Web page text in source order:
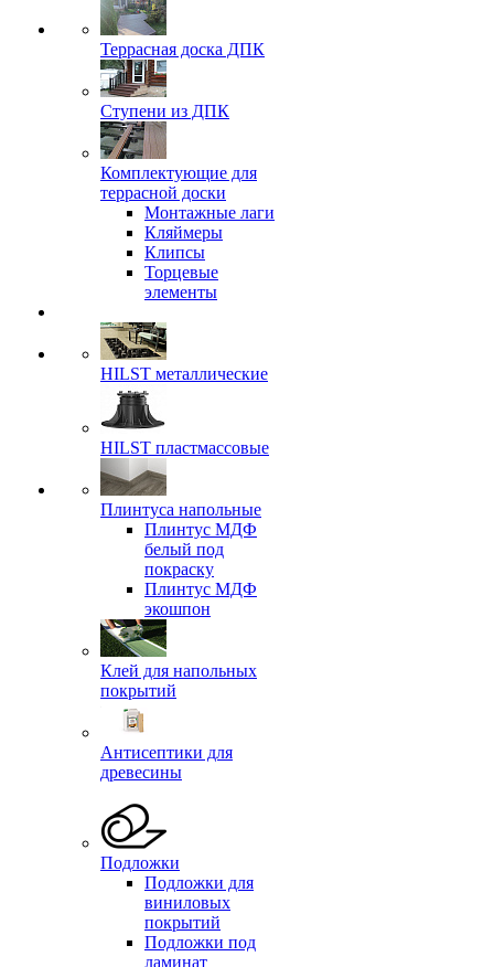
Террасная доска ДПК
Ступени из ДПК
Комплектующие для
террасной доски
Монтажные лаги
Кляймеры
Клипсы
Торцевые
элементы
HILST металлические
HILST пластмассовые
Плинтуса напольные
Плинтус МДФ
белый под
покраску
Плинтус МДФ
экошпон
Клей для напольных
покрытий
Антисептики для
древесины
Подложки
Подложки для
виниловых
покрытий
Подложки под
ламинат